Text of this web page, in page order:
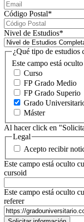
Código Postal*
Nivel de Estudios*
Este campo está
¿Qué tipo de estudios
Curso
FP Grado Medio
FP Grado Superio
Grado
Máster
Al hacer click en
Legal
Acepto recibir
Este campo está oculto
cursoid
Este campo está oculto
referer